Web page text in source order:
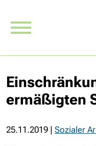
ermäßigten
25.11.2019 | Sozialer